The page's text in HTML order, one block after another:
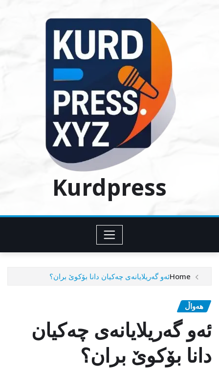
Kurdpress
Homeئەو گەریلایانەی چەکیان دانا بۆکوێ بران؟
هەواڵ
ئەو گەریلایانەی چەکیان
دانا بۆکوێ بران؟